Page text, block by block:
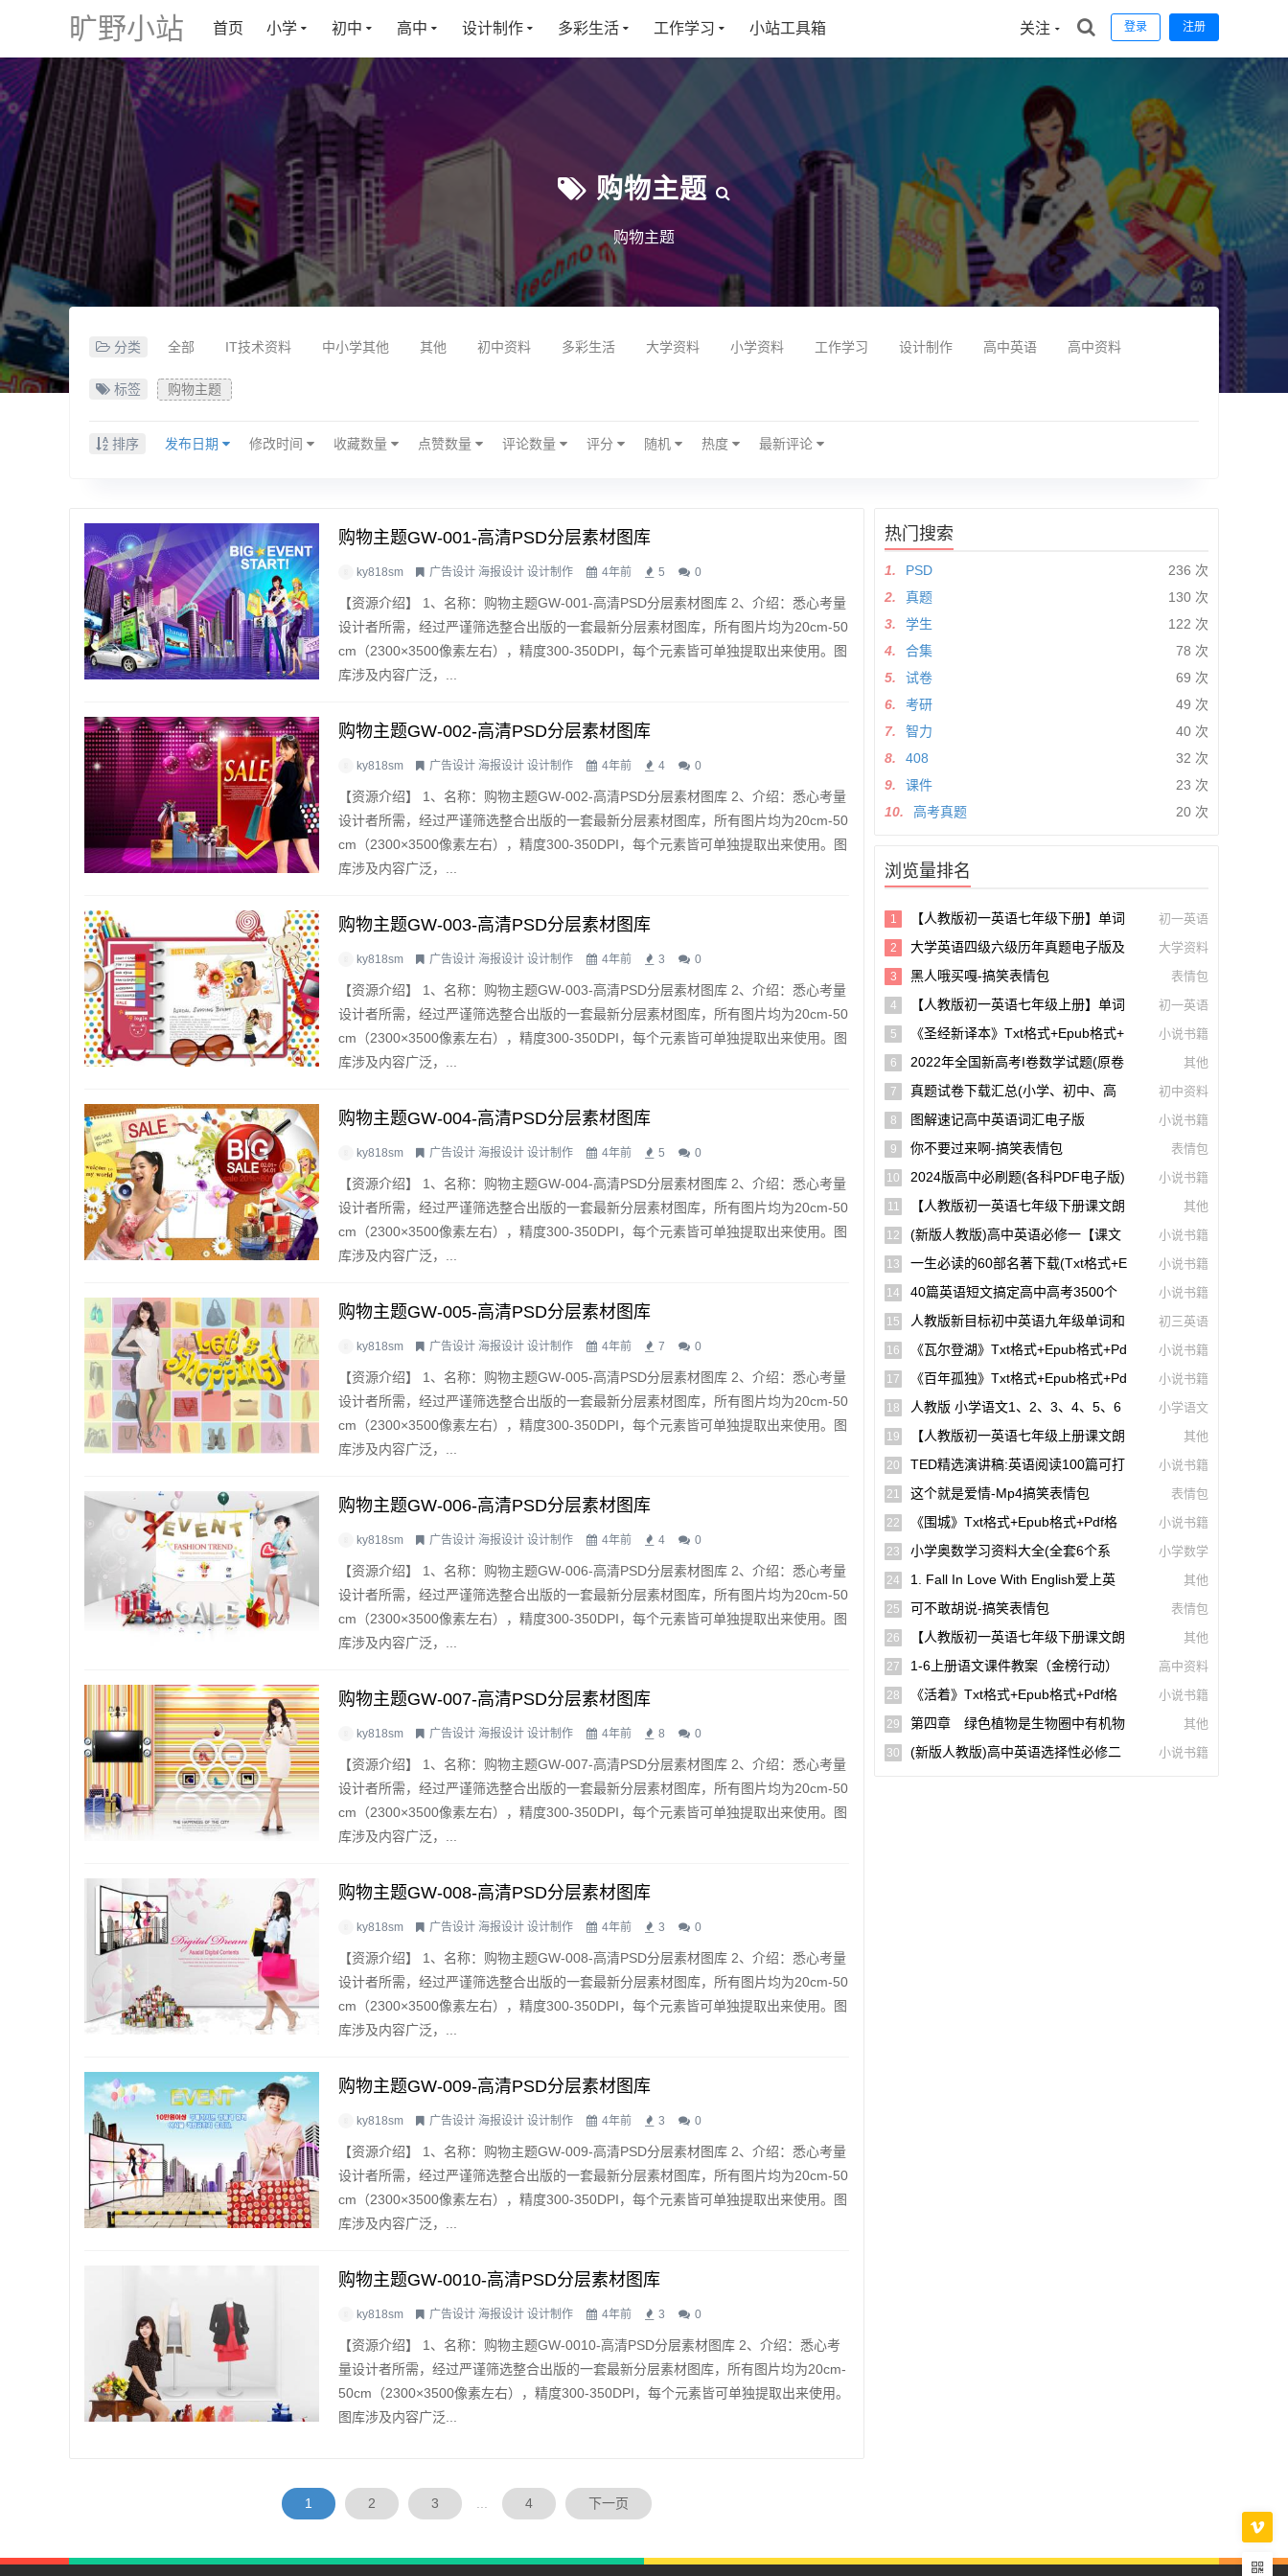
旷野小站 登录 注册
关注
首页 小学 初中 高中 设计制作 多彩生活 工作学习 小站工具箱
购物主题
购物主题
分类 全部 IT技术资料 中小学其他 其他 初中资料 多彩生活 大学资料 小学资料 工作学习 设计制作 高中英语 高中资料
标签 购物主题
排序 发布日期 修改时间 收藏数量 点赞数量 评论数量 评分 随机 热度 最新评论
购物主题GW-001-高清PSD分层素材图库
ky818sm 广告设计 海报设计 设计制作 4年前 5 0
【资源介绍】 1、名称：购物主题GW-001-高清PSD分层素材图库 2、介绍：悉心考量
设计者所需，经过严谨筛选整合出版的一套最新分层素材图库，所有图片均为20cm-50
cm（2300×3500像素左右），精度300-350DPI，每个元素皆可单独提取出来使用。图
库涉及内容广泛，...
购物主题GW-002-高清PSD分层素材图库
ky818sm 广告设计 海报设计 设计制作 4年前 4 0
【资源介绍】 1、名称：购物主题GW-002-高清PSD分层素材图库 2、介绍：悉心考量
设计者所需，经过严谨筛选整合出版的一套最新分层素材图库，所有图片均为20cm-50
cm（2300×3500像素左右），精度300-350DPI，每个元素皆可单独提取出来使用。图
库涉及内容广泛，...
购物主题GW-003-高清PSD分层素材图库
ky818sm 广告设计 海报设计 设计制作 4年前 3 0
【资源介绍】 1、名称：购物主题GW-003-高清PSD分层素材图库 2、介绍：悉心考量
设计者所需，经过严谨筛选整合出版的一套最新分层素材图库，所有图片均为20cm-50
cm（2300×3500像素左右），精度300-350DPI，每个元素皆可单独提取出来使用。图
库涉及内容广泛，...
购物主题GW-004-高清PSD分层素材图库
ky818sm 广告设计 海报设计 设计制作 4年前 5 0
【资源介绍】 1、名称：购物主题GW-004-高清PSD分层素材图库 2、介绍：悉心考量
设计者所需，经过严谨筛选整合出版的一套最新分层素材图库，所有图片均为20cm-50
cm（2300×3500像素左右），精度300-350DPI，每个元素皆可单独提取出来使用。图
库涉及内容广泛，...
购物主题GW-005-高清PSD分层素材图库
ky818sm 广告设计 海报设计 设计制作 4年前 7 0
【资源介绍】 1、名称：购物主题GW-005-高清PSD分层素材图库 2、介绍：悉心考量
设计者所需，经过严谨筛选整合出版的一套最新分层素材图库，所有图片均为20cm-50
cm（2300×3500像素左右），精度300-350DPI，每个元素皆可单独提取出来使用。图
库涉及内容广泛，...
购物主题GW-006-高清PSD分层素材图库
ky818sm 广告设计 海报设计 设计制作 4年前 4 0
【资源介绍】 1、名称：购物主题GW-006-高清PSD分层素材图库 2、介绍：悉心考量
设计者所需，经过严谨筛选整合出版的一套最新分层素材图库，所有图片均为20cm-50
cm（2300×3500像素左右），精度300-350DPI，每个元素皆可单独提取出来使用。图
库涉及内容广泛，...
购物主题GW-007-高清PSD分层素材图库
ky818sm 广告设计 海报设计 设计制作 4年前 8 0
【资源介绍】 1、名称：购物主题GW-007-高清PSD分层素材图库 2、介绍：悉心考量
设计者所需，经过严谨筛选整合出版的一套最新分层素材图库，所有图片均为20cm-50
cm（2300×3500像素左右），精度300-350DPI，每个元素皆可单独提取出来使用。图
库涉及内容广泛，...
购物主题GW-008-高清PSD分层素材图库
ky818sm 广告设计 海报设计 设计制作 4年前 3 0
【资源介绍】 1、名称：购物主题GW-008-高清PSD分层素材图库 2、介绍：悉心考量
设计者所需，经过严谨筛选整合出版的一套最新分层素材图库，所有图片均为20cm-50
cm（2300×3500像素左右），精度300-350DPI，每个元素皆可单独提取出来使用。图
库涉及内容广泛，...
购物主题GW-009-高清PSD分层素材图库
ky818sm 广告设计 海报设计 设计制作 4年前 3 0
【资源介绍】 1、名称：购物主题GW-009-高清PSD分层素材图库 2、介绍：悉心考量
设计者所需，经过严谨筛选整合出版的一套最新分层素材图库，所有图片均为20cm-50
cm（2300×3500像素左右），精度300-350DPI，每个元素皆可单独提取出来使用。图
库涉及内容广泛，...
购物主题GW-0010-高清PSD分层素材图库
ky818sm 广告设计 海报设计 设计制作 4年前 3 0
【资源介绍】 1、名称：购物主题GW-0010-高清PSD分层素材图库 2、介绍：悉心考
量设计者所需，经过严谨筛选整合出版的一套最新分层素材图库，所有图片均为20cm-
50cm（2300×3500像素左右），精度300-350DPI，每个元素皆可单独提取出来使用。
图库涉及内容广泛...
1 2 3 4 下一页
热门搜索
1. PSD
236 次
2.
真题
130 次
3.
学生
122 次
4.
合集
78 次
5.
试卷
69 次
6.
考研
49 次
7.
智力
40 次
8.
408
32 次
9.
课件
23 次
10.
高考真题 20 次
浏览量排名
1
【人教版初一英语七年级下册】单词
和课文朗读录音听力mp3音频【A0027
5】
初一英语
2
大学英语四级六级历年真题电子版及
模拟试卷下载(含听力和答案解析 CET
4、CET6试卷可打印)[s1697]
大学资料
3 黑人哦买嘎-搞笑表情包 表情包
4
【人教版初一英语七年级上册】单词
和课文朗读录音听力mp3音频
初一英语
5
《圣经新译本》txt格式+epub格式+
Pdf格式下载【A00605】
小说书籍
6
2022年全国新高考I卷数学试题(原卷
版+解析版)(doc格式下载)【A02285】
其他
7
真题试卷下载汇总(小学、初中、高
中、大学、考研、考公考编)(持续更新)
初中资料
8 图解速记高中英语词汇电子版 小说书籍
9 你不要过来啊-搞笑表情包 表情包
10
2024版高中必刷题(各科PDF电子版)
【A00141】
小说书籍
11
【人教版初一英语七年级下册课文朗
读听力mp3】Unit 1
其他
12
(新版人教版)高中英语必修一【课文
音频录音课本单词朗读听力MP3】
小说书籍
13
一生必读的60部名著下载(txt格式+e
Pub格式+pdf格式)
小说书籍
14
40篇英语短文搞定高中高考3500个
单词(mp3音频+文本+翻译)【A01806】
小说书籍
15
人教版新目标初中英语九年级单词和
课文朗读录音听力mp3
初三英语
16
《瓦尔登湖》txt格式+epub格式+pd
F格式下载（一生必读的60部名著）【A0
0614】
小说书籍
17
《百年孤独》txt格式+epub格式+pd
F格式下载（一生必读的60部名著）【A0
0561】
小说书籍
18
人教版 小学语文1、2、3、4、5、6
年级课本(电子版pdf)
小学语文
19
【人教版初一英语七年级上册课文朗
读听力mp3】Starter Unit 1 Good Morni
Ng!
其他
20
TED精选演讲稿:英语阅读100篇可打
印高清PDF电子版配套双语视频【A0049
4】
小说书籍
21 这个就是爱情-Mp4搞笑表情包 表情包
22
《围城》txt格式+epub格式+pdf格
式下载【A00615】
小说书籍
23
小学奥数学习资料大全(全套6个系
列)【A00231】
小学数学
24
1. Fall In Love With English爱上英
语(40篇英语短文搞定高中高考3500个单
词)
其他
25 可不敢胡说-搞笑表情包 表情包
26
【人教版初一英语七年级下册课文朗
读听力mp3】Unit 2
其他
27
1-6上册语文课件教案（金榜行动）
(docx,pdf,电子版)【A02960-005】
高中资料
28
《活着》txt格式+epub格式+pdf格
式下载（一生必读的60部名著）【A0055
9】
小说书籍
29
第四章 绿色植物是生物圈中有机物
的制造者(思维导图|教材知识全解|经典例
其他
30
(新版人教版)高中英语选择性必修二
小说书籍